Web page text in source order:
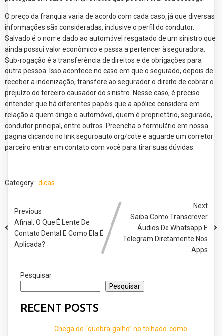
O preço da franquia varia de acordo com cada caso, já que diversas
informações são consideradas, inclusive o perfil do condutor.
Salvado é o nome dado ao automóvel resgatado de um sinistro que
ainda possui valor econômico e passa a pertencer à seguradora.
Sub-rogação é a transferência de direitos e de obrigações para
outra pessoa. Isso acontece no caso em que o segurado, depois de
receber a indenização, transfere ao segurador o direito de cobrar o
prejuízo do terceiro causador do sinistro. Nesse caso, é preciso
entender que há diferentes papéis que a apólice considera em
relação a quem dirige o automóvel, quem é proprietário, segurado,
condutor principal, entre outros. Preencha o formulário em nossa
página clicando no link seguroauto.org/cote e aguarde um corretor
parceiro entrar em contato com você para tirar suas dúvidas.
Category : dicas
Previous
Afinal, O Que É Lente De
Contato Dental E Como Ela É
Aplicada?
Next
Saiba Como Transcrever
Áudios De Whatsapp E
Telegram Diretamente Nos
Apps
Pesquisar
Pesquisar
RECENT POSTS
Chega de “quebra-galho” no telhado: como